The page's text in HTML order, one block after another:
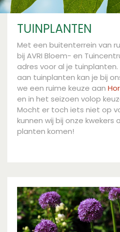
TUINPLANTEN
Met een buitenterrein van
bij AVRI Bloem- en
adres voor al je
aan tuinplanten kan je bij
we een ruime keuze aan
en in het seizoen volop
Mocht er toch iets niet op
kunnen wij bij onze kwekers
planten komen!